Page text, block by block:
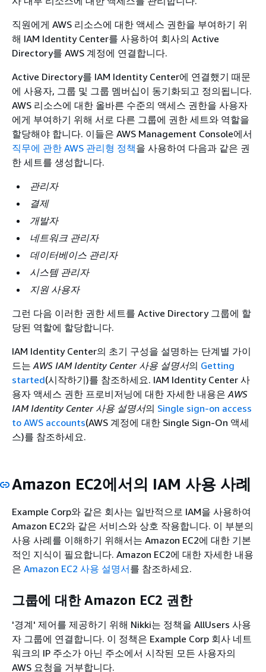
직원에게 AWS 리소스에 대한 액세스 권한을 부여하기 위
해 IAM Identity Center를 사용하여 회사의 Active
Directory를 AWS 계정에 연결합니다.
Active Directory를 IAM Identity Center에 연결했기 때문
에 사용자, 그룹 및 그룹 멤버십이 동기화되고 정의됩니다.
AWS 리소스에 대한 올바른 수준의 액세스 권한을 사용자
에게 부여하기 위해 서로 다른 그룹에 권한 세트와 역할을
할당해야 합니다. 이들은 AWS Management Console에서
직무에 관한 AWS 관리형 정책을 사용하여 다음과 같은 권
한 세트를 생성합니다.
관리자
결제
개발자
네트워크 관리자
데이터베이스 관리자
시스템 관리자
지원 사용자
그런 다음 이러한 권한 세트를 Active Directory 그룹에 할
당된 역할에 할당합니다.
IAM Identity Center의 초기 구성을 설명하는 단계별 가이
드는 AWS IAM Identity Center 사용 설명서의 Getting
started(시작하기)를 참조하세요. IAM Identity Center 사
용자 액세스 권한 프로비저닝에 대한 자세한 내용은 AWS
IAM Identity Center 사용 설명서의 Single sign-on access
to AWS accounts(AWS 계정에 대한 Single Sign-On 액세
스)를 참조하세요.
Amazon EC2에서의 IAM 사용 사례
Example Corp와 같은 회사는 일반적으로 IAM을 사용하여
Amazon EC2와 같은 서비스와 상호 작용합니다. 이 부분의
사용 사례를 이해하기 위해서는 Amazon EC2에 대한 기본
적인 지식이 필요합니다. Amazon EC2에 대한 자세한 내용
은 Amazon EC2 사용 설명서를 참조하세요.
그룹에 대한 Amazon EC2 권한
'경계' 제어를 제공하기 위해 Nikki는 정책을 AllUsers 사용
자 그룹에 연결합니다. 이 정책은 Example Corp 회사 네트
워크의 IP 주소가 아닌 주소에서 시작된 모든 사용자의
AWS 요청을 거부합니다.